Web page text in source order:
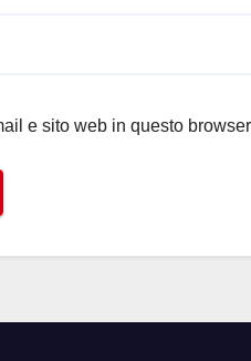
e sito web in questo